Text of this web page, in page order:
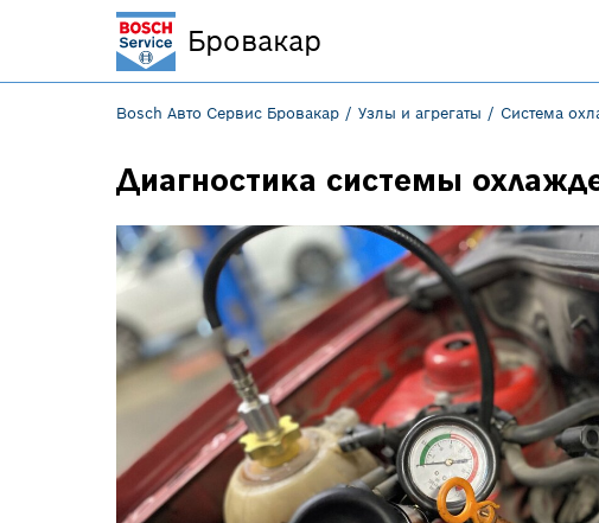
Bosch Авто Сервис Бровакар Узлы и агрегаты Система
Диагностика системы
Бровакар